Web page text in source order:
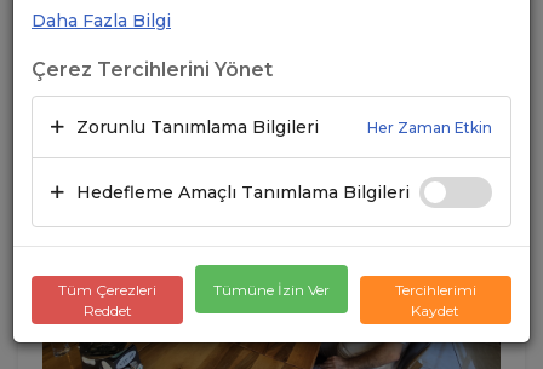
26.06.2025
Daha Fazla Bilgi
Çerez Tercihlerini Yönet
Zorunlu Tanımlama Bilgileri Her Zaman Etkin
Hedefleme Amaçlı Tanımlama Bilgileri
Tüm Çerezleri
Reddet
Tümüne İzin Ver
Tercihlerimi
Kaydet